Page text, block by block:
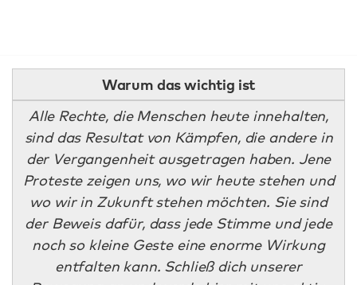
Warum das wichtig ist
Alle Rechte, die Menschen heute innehalten,
sind das Resultat von Kämpfen, die andere in
der Vergangenheit ausgetragen haben. Jene
Proteste zeigen uns, wo wir heute stehen und
wo wir in Zukunft stehen möchten. Sie sind
der Beweis dafür, dass jede Stimme und jede
noch so kleine Geste eine enorme Wirkung
entfalten kann. Schließ dich unserer